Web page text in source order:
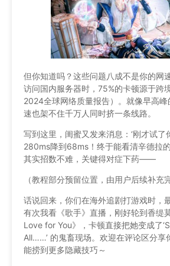
但你知道吗？这些问题八成不是你的网
访问国内服务器时，75%的卡顿源于跨
2024全球网络质量报告）。就像早高峰
速也架不住千万人同时挤一条线路。
写到这里，闺蜜又发来消息：‘刚才试了
280ms降到68ms！终于能看清辛德拉
其实招数不难，关键得对症下药——
（教程部分预留位置，由用户后续补充
话说回来，你们在海外追剧打游戏时，
有次我看《歌手》直播，刚好轮到香缇
Love for You》，卡顿直接把她变成
All……’ 的鬼畜现场。欢迎在评论区分享
能捞到更多隐藏技巧～